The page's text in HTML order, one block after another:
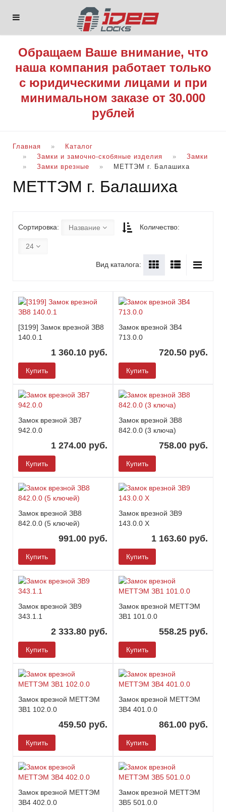
Обращаем Ваше внимание, что
наша компания работает только
с юридическими лицами и при
минимальном заказе от 30.000
рублей
Главная
Каталог
Замки и замочно-скобяные изделия
Замки
Замки врезные
МЕТТЭМ г. Балашиха
МЕТТЭМ г. Балашиха
Сортировка: Название Количество:
24
Вид каталога:
[3199] Замок врезной ЗВ8
140.0.1
1 360.10 руб.
Купить
Замок врезной ЗВ4
713.0.0
720.50 руб.
Купить
Замок врезной ЗВ7
942.0.0
1 274.00 руб.
Купить
Замок врезной ЗВ8
842.0.0 (3 ключа)
758.00 руб.
Купить
Замок врезной ЗВ8
842.0.0 (5 ключей)
991.00 руб.
Купить
Замок врезной ЗВ9
143.0.0 Х
1 163.60 руб.
Купить
Замок врезной ЗВ9
343.1.1
2 333.80 руб.
Купить
Замок врезной МЕТТЭМ
ЗВ1 101.0.0
558.25 руб.
Купить
Замок врезной МЕТТЭМ
ЗВ1 102.0.0
459.50 руб.
Купить
Замок врезной МЕТТЭМ
ЗВ4 401.0.0
861.00 руб.
Купить
Замок врезной МЕТТЭМ
ЗВ4 402.0.0
Замок врезной МЕТТЭМ
ЗВ5 501.0.0